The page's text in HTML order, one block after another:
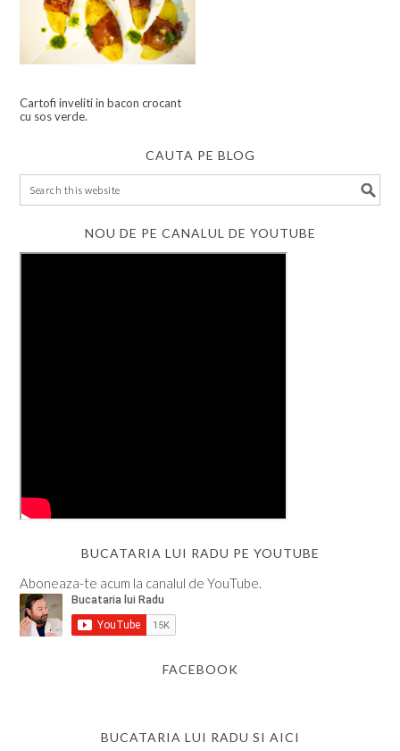
Cartofi inveliti in bacon crocant
cu sos verde.
CAUTA PE BLOG
NOU DE PE CANALUL DE YOUTUBE
BUCATARIA LUI RADU PE YOUTUBE
Aboneaza-te acum la canalul de YouTube.
FACEBOOK
BUCATARIA LUI RADU SI AICI